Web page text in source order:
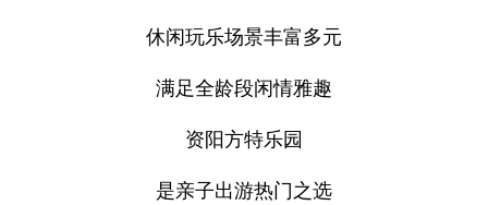
休闲玩乐场景丰富多元
满足全龄段闲情雅趣
资阳方特乐园
是亲子出游热门之选